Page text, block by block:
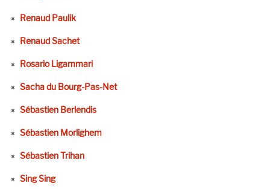
Renaud Paulik
Renaud Sachet
Rosario Ligammari
Sacha du Bourg-Pas-Net
Sébastien Berlendis
Sébastien Morlighem
Sébastien Trihan
Sing Sing